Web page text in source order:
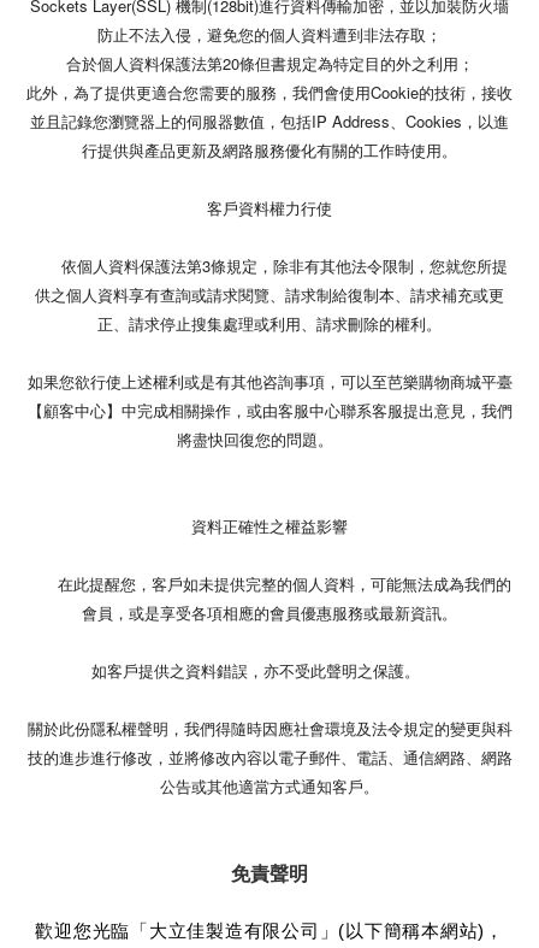
Sockets Layer(SSL) 機制(128bit)進行資料傳輸加密，並以加裝防火墻
防止不法入侵，避免您的個人資料遭到非法存取；
合於個人資料保護法第20條但書規定為特定目的外之利用；
此外，為了提供更適合您需要的服務，我們會使用Cookie的技術，接收
並且記錄您瀏覽器上的伺服器數值，包括IP Address、Cookies，以進
行提供與產品更新及網路服務優化有關的工作時使用。
客戶資料權力行使
依個人資料保護法第3條規定，除非有其他法令限制，您就您所提
供之個人資料享有查詢或請求閱覽、請求制給復制本、請求補充或更
正、請求停止搜集處理或利用、請求刪除的權利。
如果您欲行使上述權利或是有其他咨詢事項，可以至芭樂購物商城平臺
【顧客中心】中完成相關操作，或由客服中心聯系客服提出意見，我們
將盡快回復您的問題。
資料正確性之權益影響
在此提醒您，客戶如未提供完整的個人資料，可能無法成為我們的
會員，或是享受各項相應的會員優惠服務或最新資訊。
如客戶提供之資料錯誤，亦不受此聲明之保護。
關於此份隱私權聲明，我們得隨時因應社會環境及法令規定的變更與科
技的進步進行修改，並將修改內容以電子郵件、電話、通信網路、網路
公告或其他適當方式通知客戶。
免責聲明
歡迎您光臨「大立佳製造有限公司」(以下簡稱本網站)，